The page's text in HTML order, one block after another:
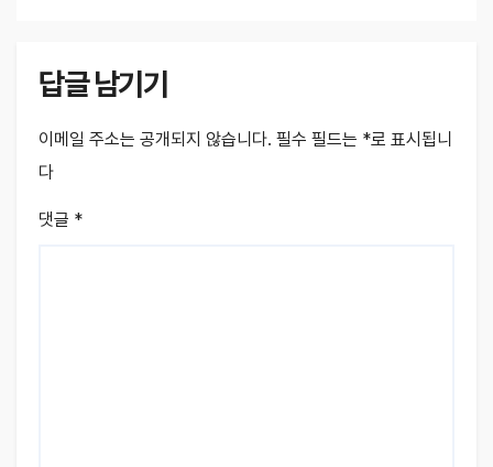
답글 남기기
이메일 주소는 공개되지 않습니다. 필수 필드는 *로 표시됩니
다
댓글 *